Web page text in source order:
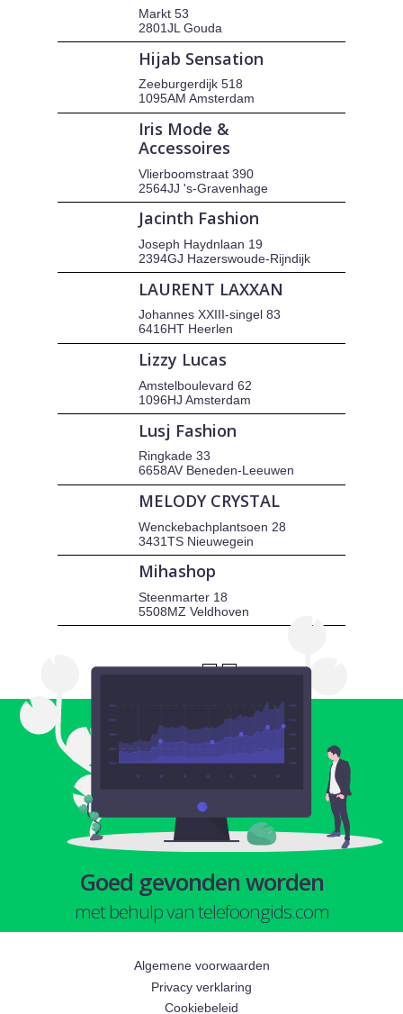
Markt 53
2801JL Gouda
Hijab Sensation
Zeeburgerdijk 518
1095AM Amsterdam
Iris Mode &
Accessoires
Vlierboomstraat 390
2564JJ 's-Gravenhage
Jacinth Fashion
Joseph Haydnlaan 19
2394GJ Hazerswoude-Rijndijk
LAURENT LAXXAN
Johannes XXIII-singel 83
6416HT Heerlen
Lizzy Lucas
Amstelboulevard 62
1096HJ Amsterdam
Lusj Fashion
Ringkade 33
6658AV Beneden-Leeuwen
MELODY CRYSTAL
Wenckebachplantsoen 28
3431TS Nieuwegein
Mihashop
Steenmarter 18
5508MZ Veldhoven
Goed gevonden worden
met behulp van telefoongids.com
Algemene voorwaarden
Privacy verklaring
Cookiebeleid